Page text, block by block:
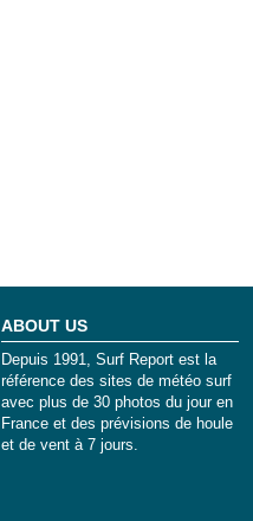
ABOUT US
Depuis 1991, Surf Report est la
référence des sites de météo surf
avec plus de 30 photos du jour en
France et des prévisions de houle
et de vent à 7 jours.